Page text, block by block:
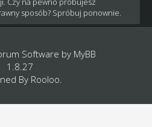
sposób? Spróbuj ponownie.
Software by MyBB
1.8.27
By Rooloo.